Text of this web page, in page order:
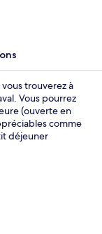
trouverez à
Vous pourrez
(ouverte en
comme
déjeuner
terrasse et un